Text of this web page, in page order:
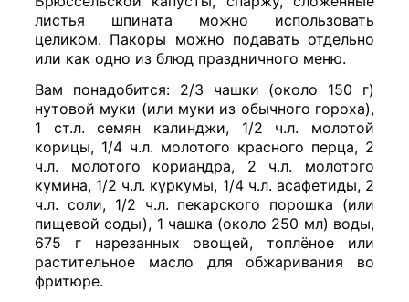
листья шпината можно использовать
целиком. Пакоры можно подавать отдельно
или как одно из блюд праздничного меню.
Вам понадобится: 2/3 чашки (около 150 г)
нутовой муки (или муки из обычного гороха),
1 ст.л. семян калинджи, 1/2 ч.л. молотой
корицы, 1/4 ч.л. молотого красного перца, 2
ч.л. молотого кориандра, 2 ч.л. молотого
кумина, 1/2 ч.л. куркумы, 1/4 ч.л. асафетиды, 2
ч.л. соли, 1/2 ч.л. пекарского порошка (или
пищевой соды), 1 чашка (около 250 мл) воды,
675 г нарезанных овощей, топлёное или
растительное масло для обжаривания во
фритюре.